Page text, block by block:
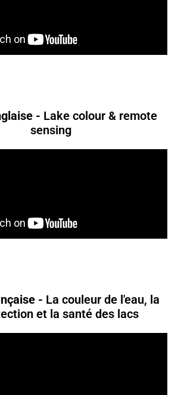
- Lake colour & remote
sensing
- La couleur de l'eau, la
et la santé des lacs